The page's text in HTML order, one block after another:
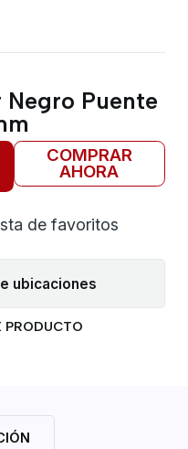
Puente
COMPRAR
AHORA
de favoritos
ubicaciones
PRODUCTO